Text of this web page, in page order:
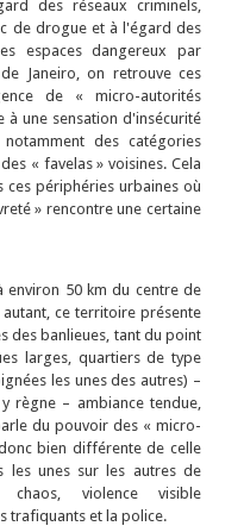
des réseaux criminels,
de drogue et à l'égard des
espaces dangereux par
Janeiro, on retrouve ces
de « micro-autorités
à une sensation d'insécurité
des catégories
« favelas » voisines. Cela
périphéries urbaines où
» rencontre une certaine
environ 50 km du centre de
ce territoire présente
des banlieues, tant du point
larges, quartiers de type
les unes des autres) –
règne – ambiance tendue,
du pouvoir des « micro-
bien différente de celle
les unes sur les autres de
violence visible
trafiquants et la police.